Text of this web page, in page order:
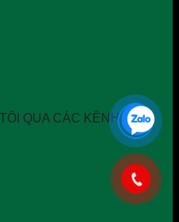
QUA CÁC KÊNH